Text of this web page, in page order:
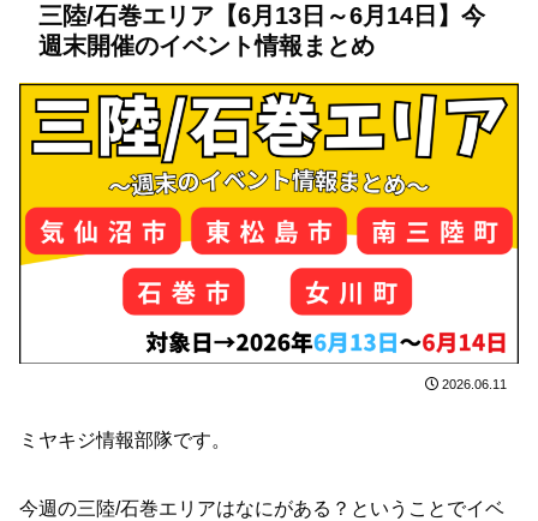
三陸/石巻エリア【6月13日～6月14日】今
週末開催のイベント情報まとめ
2026.06.11
ミヤキジ情報部隊です。
今週の三陸/石巻エリアはなにがある？ということでイベ